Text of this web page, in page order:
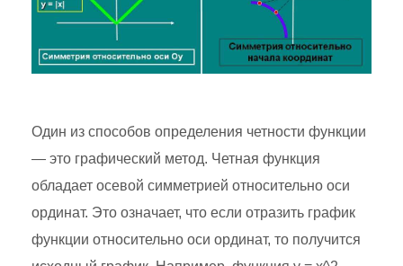
Один из способов определения четности функции
— это графический метод. Четная функция
обладает осевой симметрией относительно оси
ординат. Это означает, что если отразить график
функции относительно оси ординат, то получится